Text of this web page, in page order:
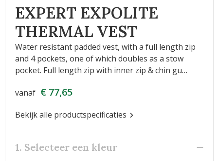
EXPERT EXPOLITE
THERMAL VEST
Water resistant padded vest, with a full length zip
and 4 pockets, one of which doubles as a stow
pocket. Full length zip with inner zip & chin gu…
vanaf € 77,65
Bekijk alle productspecificaties
1. Selecteer een kleur